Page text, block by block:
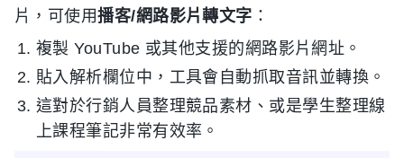
片，可使用播客/網路影片轉文字 ：
複製 YouTube 或其他支援的網路影片網址。
貼入解析欄位中，工具會自動抓取音訊並轉換。
這對於行銷人員整理競品素材、或是學生整理線
上課程筆記非常有效率。